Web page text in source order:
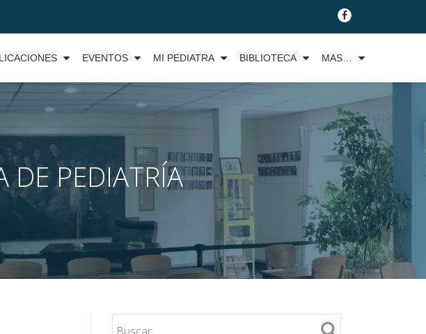
fa-
facebook
EVENTOS MI PEDIATRA BIBLIOTECA MAS…
DE PEDIATRÍA